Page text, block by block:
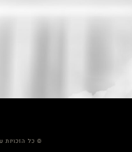
© כל הזכויות